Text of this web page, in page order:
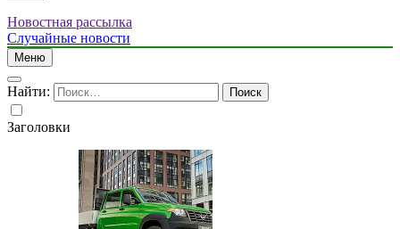
Новостная рассылка
Случайные новости
Меню
Найти:
Заголовки